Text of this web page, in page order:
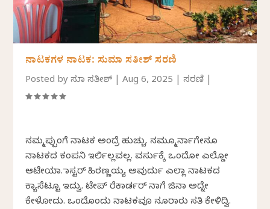
ನಾಟಕಗಳ ನಾಟಕ: ಸುಮಾ ಸತೀಶ್ ಸರಣಿ
Posted byಸುಮಾ ಸತೀಶ್ |Aug 6, 2025 |ಸರಣಿ
ನಮ್ಮಪ್ಪುಂಗೆ ನಾಟಕ ಅಂದ್ರೆ ಹುಚ್ಚು. ನಮ್ಮೂರ್ನಾಗೇನೂ
ನಾಟಕದ ಕಂಪನಿ ಇರ್ಲಿಲ್ಲವಲ್ಲ. ವರ್ಸುಕ್ಕೆ ಒಂದೋ ಎಲ್ಡೋ
ಆಟೇಯಾ. ಮಾಸ್ಟರ್ ಹಿರಣ್ಣಯ್ಯ ಅವುರ್ದು ಎಲ್ಲಾ ನಾಟಕದ
ಕ್ಯಾಸೆಟ್ಟೂ ಇದ್ವು. ಟೇಪ್ ರೆಕಾರ್ಡರ್ ನಾಗೆ ಜಿನಾ ಅದ್ನೇ
ಕೇಳೋದು. ಒಂದೊಂದು ನಾಟಕವೂ ನೂರಾರು ಸತಿ ಕೇಳಿದ್ವಿ.